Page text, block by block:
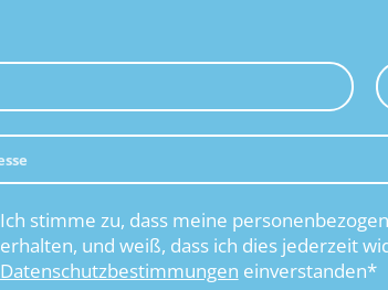
Ich stimme zu, dass meine
erhalten, und weiß, dass ich dies jederzeit
Datenschutzbestimmungen einverstanden*